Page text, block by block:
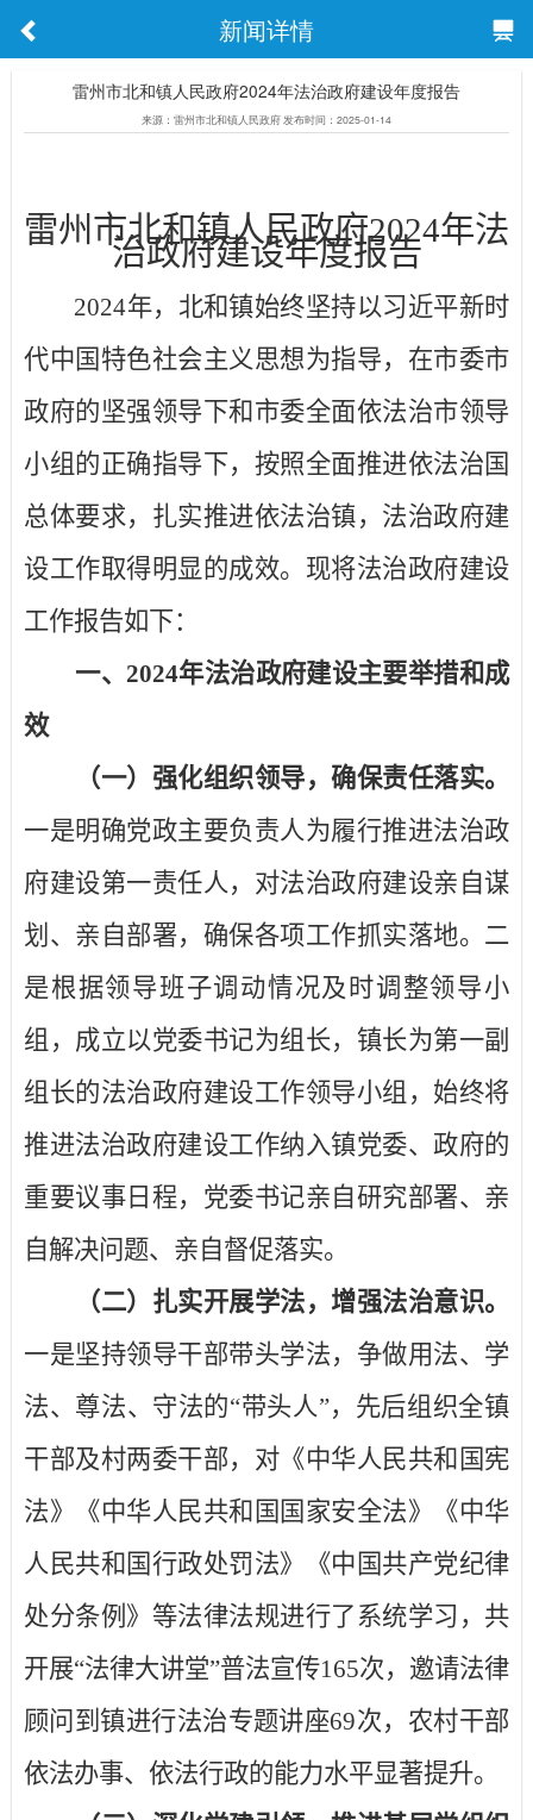
新闻详情
雷州市北和镇人民政府2024年法治政府建设年度报告
来源：雷州市北和镇人民政府 发布时间：2025-01-14
雷州市北和镇人民政府2024年法
治政府建设年度报告
2024年，北和镇始终坚持以习近平新时
代中国特色社会主义思想为指导，在市委市
政府的坚强领导下和市委全面依法治市领导
小组的正确指导下，按照全面推进依法治国
总体要求，扎实推进依法治镇，法治政府建
设工作取得明显的成效。现将法治政府建设
工作报告如下：
一、 2024年法治政府建设主要举措和成
效
（一）强化组织领导，确保责任落实。
一是明确党政主要负责人为履行推进法治政
府建设第一责任人，对法治政府建设亲自谋
划、亲自部署，确保各项工作抓实落地。二
是根据领导班子调动情况及时调整领导小
组，成立以党委书记为组长，镇长为第一副
组长的法治政府建设工作领导小组，始终将
推进法治政府建设工作纳入镇党委、政府的
重要议事日程，党委书记亲自研究部署、亲
自解决问题、亲自督促落实。
（二）扎实开展学法，增强法治意识。
一是坚持领导干部带头学法，争做用法、学
法、尊法、守法的“带头人”，先后组织全镇
干部及村两委干部，对《中华人民共和国宪
法》《中华人民共和国国家安全法》《中华
人民共和国行政处罚法》《中国共产党纪律
处分条例》等法律法规进行了系统学习，共
开展“法律大讲堂”普法宣传165次，邀请法律
顾问到镇进行法治专题讲座69次，农村干部
依法办事、依法行政的能力水平显著提升。